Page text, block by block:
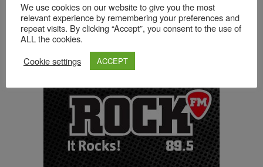
Acest site folosește Akismet pentru a reduce spamul.
sunt procesate datele comentariilor tale
We use cookies on our website to give you the most
relevant experience by remembering your preferences and
repeat visits. By clicking “Accept”, you consent to the use of
ALL the cookies.
Cookie settings
ACCEPT